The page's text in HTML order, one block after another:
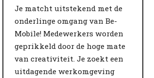
Je matcht uitstekend met de
onderlinge omgang van Be-
Mobile! Medewerkers worden
geprikkeld door de hoge mate
van creativiteit. Je zoekt een
uitdagende werkomgeving